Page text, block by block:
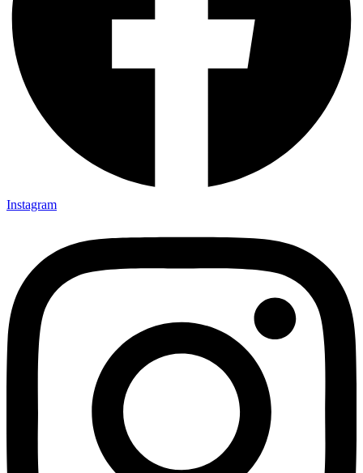
Instagram